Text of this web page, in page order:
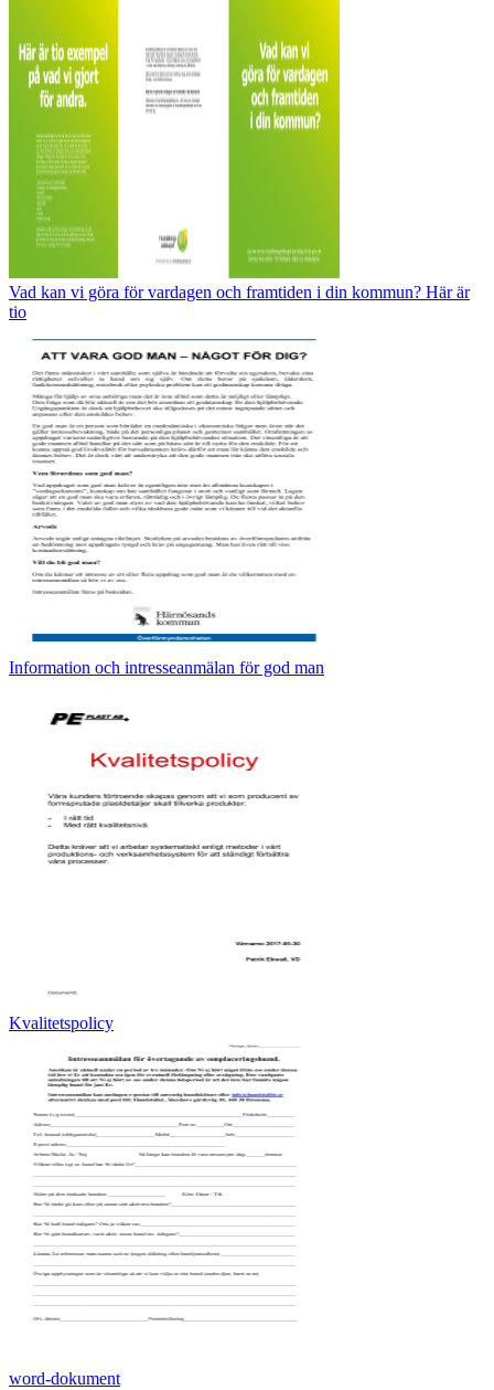
Vad kan vi göra för vardagen och framtiden i din kommun? Här är
tio
Information och intresseanmälan för god man
Kvalitetspolicy
word-dokument